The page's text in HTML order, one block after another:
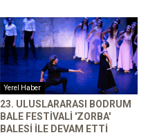
Yerel Haber
23. ULUSLARARASI BODRUM
BALE FESTIVALI 'ZORBA'
BALESI ILE DEVAM ETTI